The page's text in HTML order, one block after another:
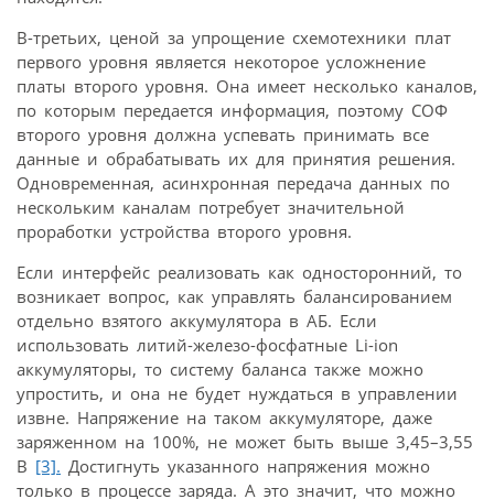
В-третьих, ценой за упрощение схемотехники плат
первого уровня является некоторое усложнение
платы второго уровня. Она имеет несколько каналов,
по которым передается информация, поэтому СОФ
второго уровня должна успевать принимать все
данные и обрабатывать их для принятия решения.
Одновременная, асинхронная передача данных по
нескольким каналам потребует значительной
проработки устройства второго уровня.
Если интерфейс реализовать как односторонний, то
возникает вопрос, как управлять балансированием
отдельно взятого аккумулятора в АБ. Если
использовать литий-железо-фосфатные Li-ion
аккумуляторы, то систему баланса также можно
упростить, и она не будет нуждаться в управлении
извне. Напряжение на таком аккумуляторе, даже
заряженном на 100%, не может быть выше 3,45–3,55
В [3]. Достигнуть указанного напряжения можно
только в процессе заряда. А это значит, что можно